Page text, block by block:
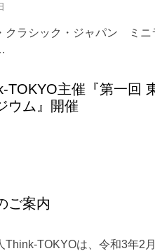
クラシック・ジャパン ミニ
TOKYO主催『第一回
ウム』開催
ご案内
Think-TOKYOは、令和3年2